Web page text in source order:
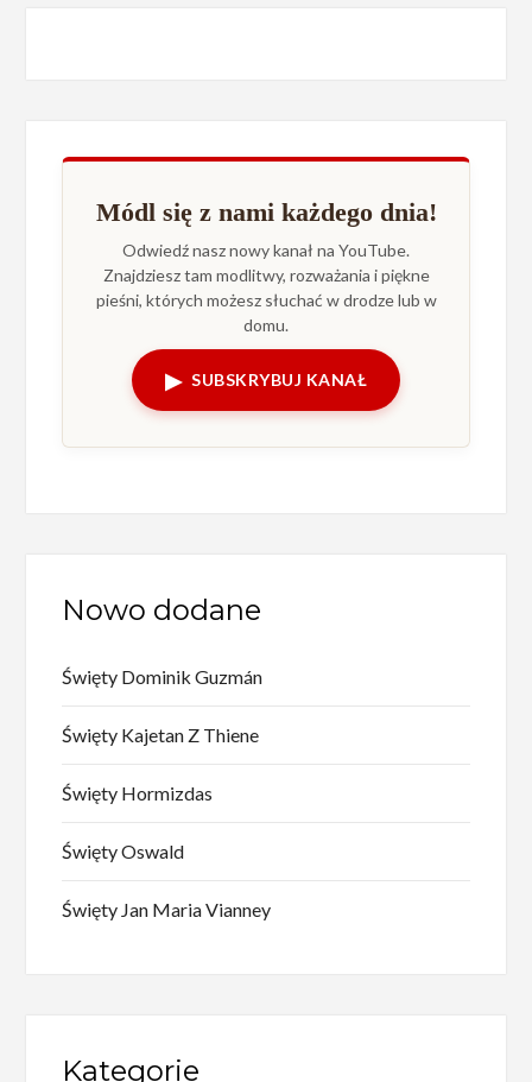
Módl się z nami każdego dnia!
Odwiedź nasz nowy kanał na YouTube.
Znajdziesz tam modlitwy, rozważania i piękne
pieśni, których możesz słuchać w drodze lub w
domu.
▶ SUBSKRYBUJ KANAŁ
Nowo dodane
Święty Dominik Guzmán
Święty Kajetan Z Thiene
Święty Hormizdas
Święty Oswald
Święty Jan Maria Vianney
Kategorie